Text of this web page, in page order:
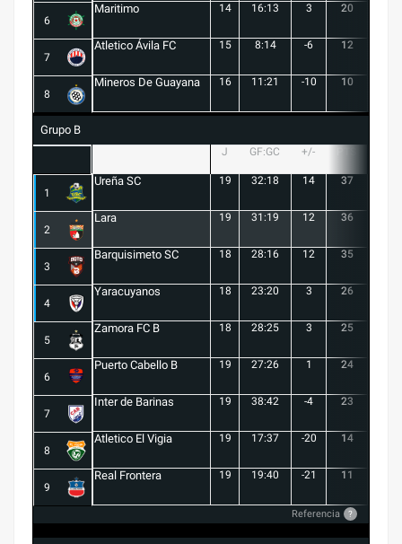
6
Maritimo 14 16:13 3 20
7
Atletico Ávila FC 15 8:14 -6 12
8
Mineros De Guayana 16 11:21 -10 10
Grupo B
J GF:GC +/-
1
Ureña SC 19 32:18 14 37
2
Lara 19 31:19 12 36
3
Barquisimeto SC 18 28:16 12 35
4
Yaracuyanos 18 23:20 3 26
5
Zamora FC B 18 28:25 3 25
6
Puerto Cabello B 19 27:26 1 24
7
Inter de Barinas 19 38:42 -4 23
8
Atletico El Vigia 19 17:37 -20 14
9
Real Frontera 19 19:40 -21 11
Referencia ?